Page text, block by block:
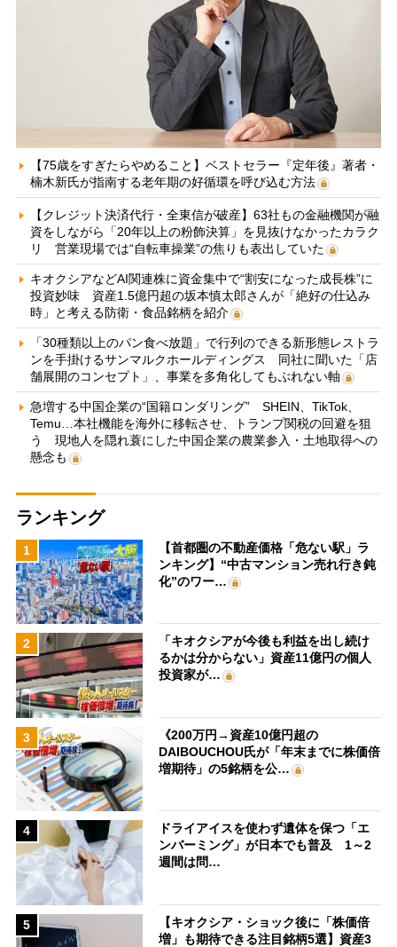
【75歳をすぎたらやめること】ベストセラー『定年後』著者・
楠木新氏が指南する老年期の好循環を呼び込む方法
【クレジット決済代行・全東信が破産】63社もの金融機関が融
資をしながら「20年以上の粉飾決算」を見抜けなかったカラク
リ 営業現場では“自転車操業”の焦りも表出していた
キオクシアなどAI関連株に資金集中で“割安になった成長株”に
投資妙味 資産1.5億円超の坂本慎太郎さんが「絶好の仕込み
時」と考える防衛・食品銘柄を紹介
「30種類以上のパン食べ放題」で行列のできる新形態レストラ
ンを手掛けるサンマルクホールディングス 同社に聞いた「店
舗展開のコンセプト」、事業を多角化してもぶれない軸
急増する中国企業の“国籍ロンダリング” SHEIN、TikTok、
Temu…本社機能を海外に移転させ、トランプ関税の回避を狙
う 現地人を隠れ蓑にした中国企業の農業参入・土地取得への
懸念も
ランキング
1
【首都圏の不動産価格「危ない駅」ラ
ンキング】“中古マンション売れ行き鈍
化”のワー…
2
「キオクシアが今後も利益を出し続け
るかは分からない」資産11億円の個人
投資家が…
3
《200万円→資産10億円超の
DAIBOUCHOU氏が「年末までに株価倍
増期待」の5銘柄を公…
4
ドライアイスを使わず遺体を保つ「エ
ンバーミング」が日本でも普及 1～2
週間は問…
5
【キオクシア・ショック後に「株価倍
増」も期待できる注目銘柄5選】資産3